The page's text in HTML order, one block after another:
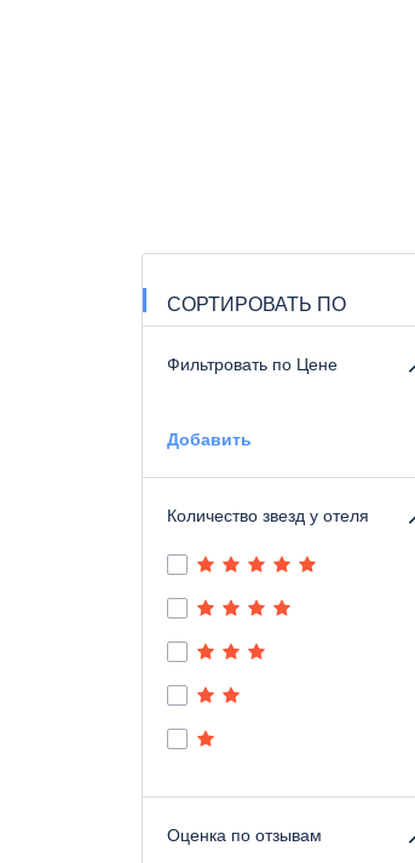
СОРТИРОВАТЬ ПО
Фильтровать по Цене
Добавить
Количество звезд у отеля
Оценка по отзывам